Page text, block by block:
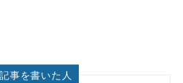
事を書いた人